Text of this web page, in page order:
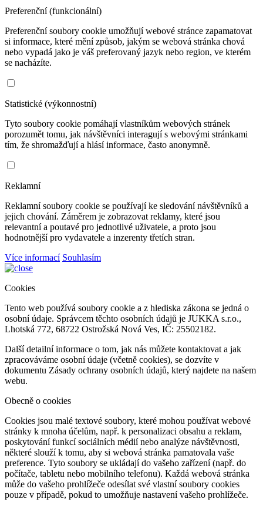
Preferenční (funkcionální)
Preferenční soubory cookie umožňují webové stránce zapamatovat
si informace, které mění způsob, jakým se webová stránka chová
nebo vypadá jako je váš preferovaný jazyk nebo region, ve kterém
se nacházíte.
Statistické (výkonnostní)
Tyto soubory cookie pomáhají vlastníkům webových stránek
porozumět tomu, jak návštěvníci interagují s webovými stránkami
tím, že shromažďují a hlásí informace, často anonymně.
Reklamní
Reklamní soubory cookie se používají ke sledování návštěvníků a
jejich chování. Záměrem je zobrazovat reklamy, které jsou
relevantní a poutavé pro jednotlivé uživatele, a proto jsou
hodnotnější pro vydavatele a inzerenty třetích stran.
Více informací Souhlasím
Cookies
Tento web používá soubory cookie a z hlediska zákona se jedná o
osobní údaje. Správcem těchto osobních údajů je JUKKA s.r.o.,
Lhotská 772, 68722 Ostrožská Nová Ves, IČ: 25502182.
Další detailní informace o tom, jak nás můžete kontaktovat a jak
zpracováváme osobní údaje (včetně cookies), se dozvíte v
dokumentu Zásady ochrany osobních údajů, který najdete na našem
webu.
Obecně o cookies
Cookies jsou malé textové soubory, které mohou používat webové
stránky k mnoha účelům, např. k personalizaci obsahu a reklam,
poskytování funkcí sociálních médií nebo analýze návštěvnosti,
některé slouží k tomu, aby si webová stránka pamatovala vaše
preference. Tyto soubory se ukládají do vašeho zařízení (např. do
počítače, tabletu nebo mobilního telefonu). Každá webová stránka
může do vašeho prohlížeče odesílat své vlastní soubory cookies
pouze v případě, pokud to umožňuje nastavení vašeho prohlížeče.